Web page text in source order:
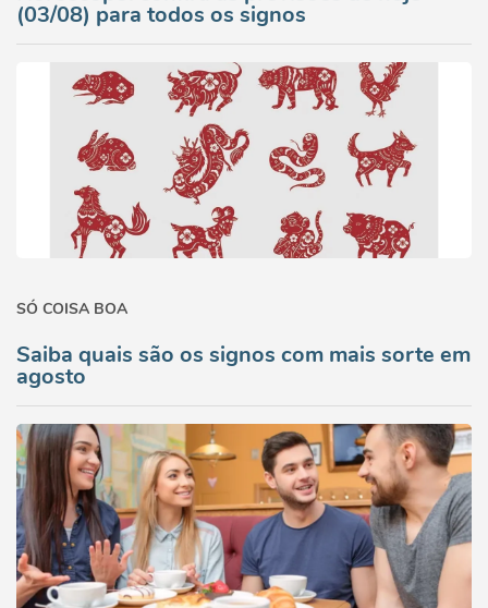
(03/08) para todos os signos
SÓ COISA BOA
Saiba quais são os signos com mais sorte em
agosto